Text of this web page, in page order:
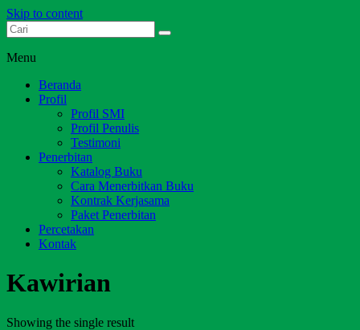
Skip to content
Dari Jambi untuk Indonesia
Menu
Beranda
Profil
Profil SMI
Profil Penulis
Testimoni
Penerbitan
Katalog Buku
Cara Menerbitkan Buku
Kontrak Kerjasama
Paket Penerbitan
Percetakan
Kontak
Kawirian
Showing the single result